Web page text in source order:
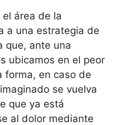
el área de la
a una estrategia de
que, ante una
ubicamos en el peor
forma, en caso de
se vuelva
que ya está
al dolor mediante